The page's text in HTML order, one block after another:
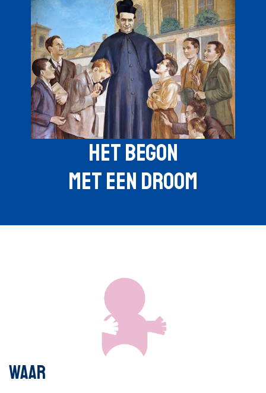
HET BEGON
MET EEN DROOM
WAAR